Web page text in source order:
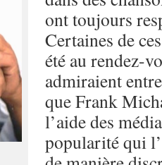
ont toujours
Certaines de
été au rendez-
admiraient
que Frank
l’aide des
popularité qui